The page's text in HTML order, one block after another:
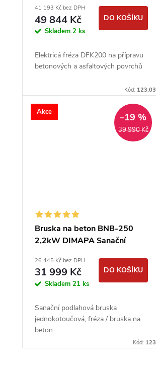
t
ů
k
41 193 Kč bez DPH
49 844 Kč
Skladem 2 ks
DO KOŠÍKU
Elektricá fréza DFK200 na přípravu
betonových a asfaltových povrchů
Kód: 123.03
Akce
39 990 Kč
–19 %
Bruska na beton BNB-250
2,2kW DIMAPA Sanační
26 445 Kč bez DPH
31 999 Kč
Skladem 21 ks
DO KOŠÍKU
Sanační podlahová bruska
jednokotoučová, fréza / bruska na
beton
Kód: 123